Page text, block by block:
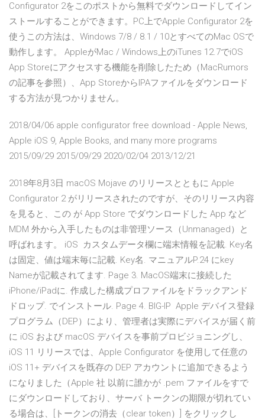
Configurator 2をこのポストから無料でダウンロードしてイン
ストールすることができます。PC上でApple Configurator 2を
使うこの方法は、Windows 7/8 / 8.1 / 10とすべてのMac OSで
動作します。 AppleがMac / Windows上のiTunes 12.7でiOS
App Storeにアクセスする機能を削除したため（MacRumors
の記事を参照）、App StoreからIPAファイルをダウンロード
する方法が見つかりません。
2018/04/06 apple configurator free download - Apple News,
Apple iOS 9, Apple Books, and many more programs
2015/09/29 2015/09/29 2020/02/04 2013/12/21
2018年8月3日 macOS Mojave のリリースとともに Apple
Configurator 2 がリリースされたのですが、そのリリース内容
を見ると、この が App Store でダウンロードした App など
MDM 外から入手したものは非管理ソース（Unmanaged）と
呼ばれます。 iOS カスタムデータ欄に端末情報を記載. Key名
は固定、値は端末毎に記載. Key名. マニュアルP.24 にkey
Nameが記載されてます. Page 3. MacOS端末に接続した
iPhone/iPadに. 作成した構成プロファイルをドラックアンド
ドロップ. でインストール. Page 4. BIG-IP Apple デバイス登録
プログラム（DEP）により、管理者は実際にデバイスが届く前
に iOS および macOS デバイスを事前プロビジョニングし、
iOS 11 リリースでは、Apple Configurator を使用して任意の
iOS 11+ デバイスを既存の DEP アカウントに追加できるよう
になりました（Apple 社 以前に誰かが .pem ファイルをすで
にダウンロードしており、サーバ トークンの期限が切れてい
る場合は、[トークンの消去（clear token）] をクリックし